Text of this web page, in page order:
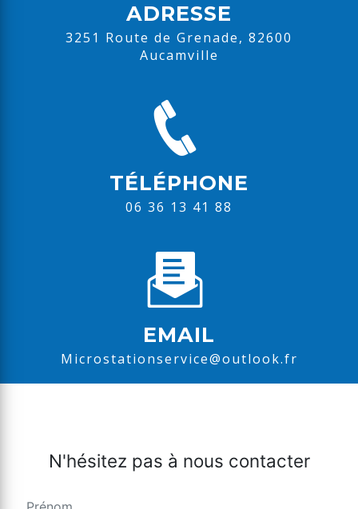
ADRESSE
3251 Route de Grenade, 82600
Aucamville
TÉLÉPHONE
06 36 13 41 88
EMAIL
microstationservice@outlook.fr
N'hésitez pas à nous contacter